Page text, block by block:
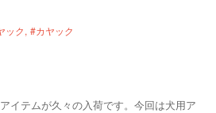
ック #カヤック
イテムが久々の入荷です。今回は犬用ア